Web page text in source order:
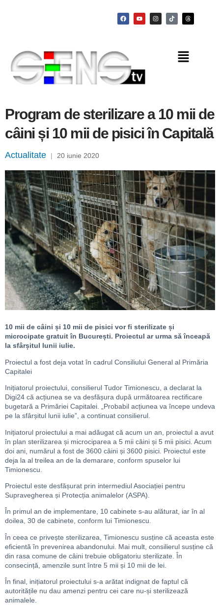
Program de sterilizare a 10 mii de
câini și 10 mii de pisici în Capitală
Actualitate | 20 iunie 2020
10 mii de câini și 10 mii de pisici vor fi sterilizate și
microcipate gratuit în București. Proiectul ar urma să înceapă
la sfârșitul lunii iulie.
Proiectul a fost deja votat în cadrul Consiliului General al Primăria
Capitalei
Inițiatorul proiectului, consilierul Tudor Timionescu, a declarat la
Digi24 că acțiunea se va desfășura după următoarea rectificare
bugetară a Primăriei Capitalei. „Probabil acțiunea va începe undeva
pe la sfârșitul lunii iulie”, a continuat consilierul.
Inițiatorul proiectului a mai adăugat că acum un an, proiectul a avut
în plan sterilizarea și microciparea a 5 mii câini și 5 mii pisici. Acum
doi ani, numărul a fost de 3600 câini și 3600 pisici. Proiectul este
deja la al treilea an de la demarare, conform spuselor lui
Timionescu.
Proiectul este desfășurat prin intermediul Asociației pentru
Supravegherea și Protecția animalelor (ASPA).
În primul an de implementare, 10 cabinete s-au alăturat, iar în al
doilea, 30 de cabinete, conform lui Timionescu.
În ceea ce privește sterilizarea, Timionescu susține că aceasta este
eficientă în prevenirea abandonului. Mai mult, consilierul susține că
din rasa comune de câini trebuie obligatoriu sterilizate. În
consecință, amenzile sunt între 5 mii și 10 mii de lei.
În final, inițiatorul proiectului s-a arătat indignat de faptul că
autoritățile nu dau amenzi pentru cei care nu-și sterilizează
animalele.